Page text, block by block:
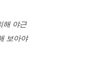
해 야근
보아야